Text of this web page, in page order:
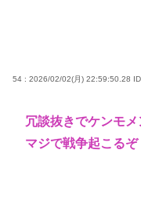
54 : 2026/02/02(月) 22:59:50.28
冗談抜きでケンモ
マジで戦争起こるぞ